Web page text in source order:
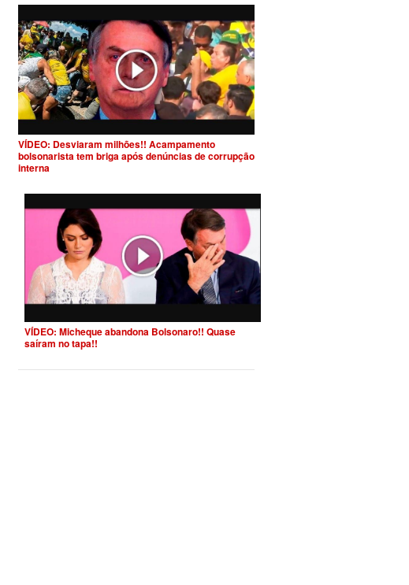
VÍDEO: Desviaram milhões!! Acampamento
bolsonarista tem briga após denúncias de corrupção
interna
VÍDEO: Micheque abandona Bolsonaro!! Quase
saíram no tapa!!